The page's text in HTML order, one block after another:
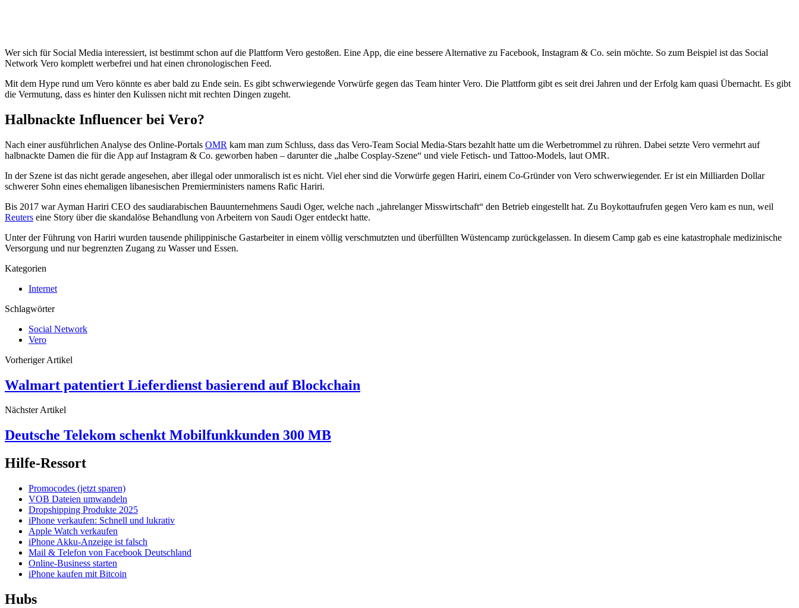
Wer sich für Social Media interessiert, ist bestimmt schon auf die Plattform Vero gestoßen. Eine App, die eine bessere Alternative zu Facebook, Instagram & Co. sein möchte. So zum Beispiel ist das Social
Network Vero komplett werbefrei und hat einen chronologischen Feed.
Mit dem Hype rund um Vero könnte es aber bald zu Ende sein. Es gibt schwerwiegende Vorwürfe gegen das Team hinter Vero. Die Plattform gibt es seit drei Jahren und der Erfolg kam quasi Übernacht. Es gibt
die Vermutung, dass es hinter den Kulissen nicht mit rechten Dingen zugeht.
Halbnackte Influencer bei Vero?
Nach einer ausführlichen Analyse des Online-Portals OMR kam man zum Schluss, dass das Vero-Team Social Media-Stars bezahlt hatte um die Werbetrommel zu rühren. Dabei setzte Vero vermehrt auf
halbnackte Damen die für die App auf Instagram & Co. geworben haben – darunter die „halbe Cosplay-Szene“ und viele Fetisch- und Tattoo-Models, laut OMR.
In der Szene ist das nicht gerade angesehen, aber illegal oder unmoralisch ist es nicht. Viel eher sind die Vorwürfe gegen Hariri, einem Co-Gründer von Vero schwerwiegender. Er ist ein Milliarden Dollar
schwerer Sohn eines ehemaligen libanesischen Premierministers namens Rafic Hariri.
Bis 2017 war Ayman Hariri CEO des saudiarabischen Bauunternehmens Saudi Oger, welche nach „jahrelanger Misswirtschaft“ den Betrieb eingestellt hat. Zu Boykottaufrufen gegen Vero kam es nun, weil
Reuters eine Story über die skandalöse Behandlung von Arbeitern von Saudi Oger entdeckt hatte.
Unter der Führung von Hariri wurden tausende philippinische Gastarbeiter in einem völlig verschmutzten und überfüllten Wüstencamp zurückgelassen. In diesem Camp gab es eine katastrophale medizinische
Versorgung und nur begrenzten Zugang zu Wasser und Essen.
Kategorien
Internet
Schlagwörter
Social Network
Vero
Vorheriger Artikel
Walmart patentiert Lieferdienst basierend auf Blockchain
Nächster Artikel
Deutsche Telekom schenkt Mobilfunkkunden 300 MB
Hilfe-Ressort
Promocodes (jetzt sparen)
VOB Dateien umwandeln
Dropshipping Produkte 2025
iPhone verkaufen: Schnell und lukrativ
Apple Watch verkaufen
iPhone Akku-Anzeige ist falsch
Mail & Telefon von Facebook Deutschland
Online-Business starten
iPhone kaufen mit Bitcoin
Hubs